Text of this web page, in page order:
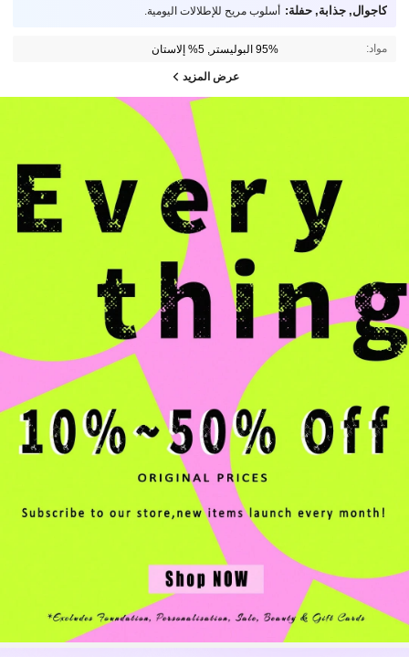
كاجوال, جذابة, حفلة: أسلوب مريح للإطلالات اليومية.
مواد: 95% البوليستر, 5% إلاستان
عرض المزيد